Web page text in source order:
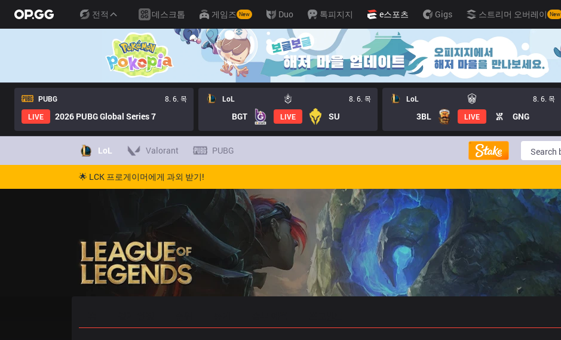
전적 데스크톱 게임즈 New Duo 톡피지지 e스포츠 Gigs 스트리머 오버레이 New
PUBG
8. 6. 목
LIVE
2026 PUBG Global Series 7
LoL 8. 6. 목
BGT LIVE SU
LoL 8. 6. 목
3BL LIVE GNG
LoL Valorant PUBG
🌟 LCK 프로게이머에게 과외 받기!